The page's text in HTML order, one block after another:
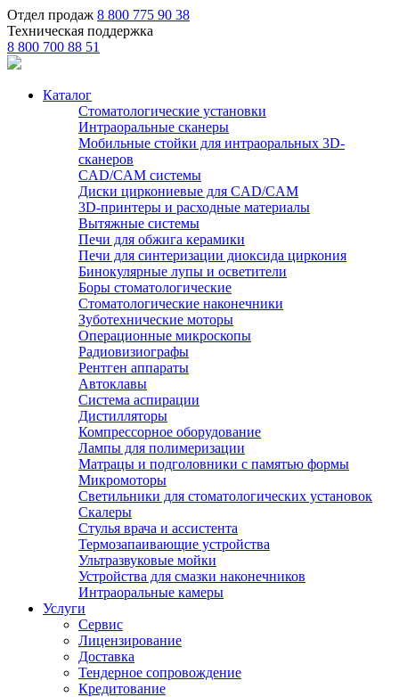
Отдел продаж 8 800 775 90 38
Техническая поддержка
8 800 700 88 51
Каталог
Стоматологические установки
Интраоральные сканеры
Мобильные стойки для интраоральных 3D-
сканеров
CAD/CAM системы
Диски циркониевые для CAD/CAM
3D-принтеры и расходные материалы
Вытяжные системы
Печи для обжига керамики
Печи для синтеризации диоксида циркония
Бинокулярные лупы и осветители
Боры стоматологические
Стоматологические наконечники
Зуботехнические моторы
Операционные микроскопы
Радиовизиографы
Рентген аппараты
Автоклавы
Система аспирации
Дистилляторы
Компрессорное оборудование
Лампы для полимеризации
Матрацы и подголовники с памятью формы
Микромоторы
Светильники для стоматологических установок
Скалеры
Стулья врача и ассистента
Термозапаивающие устройства
Ультразвуковые мойки
Устройства для смазки наконечников
Интраоральные камеры
Услуги
Сервис
Лицензирование
Доставка
Тендерное сопровождение
Кредитование